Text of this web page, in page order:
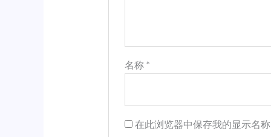
名称*
在此浏览器中保存我的显示名